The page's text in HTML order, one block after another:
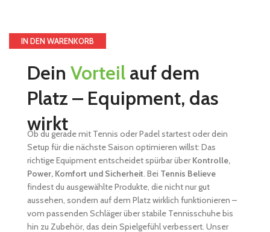
IN DEN WARENKORB
Dein Vorteilauf dem
Platz – Equipment, das
wirkt
Ob du gerade mit Tennis oder Padel startest oder dein
Setup für die nächste Saison optimieren willst: Das
richtige Equipment entscheidet spürbar überKontrolle,
Power, Komfort und Sicherheit. Bei Tennis Believe
findest du ausgewählte Produkte, die nicht nur gut
aussehen, sondern auf dem Platz wirklich funktionieren –
vom passenden Schläger über stabile Tennisschuhe bis
hin zu Zubehör, das dein Spielgefühl verbessert. Unser